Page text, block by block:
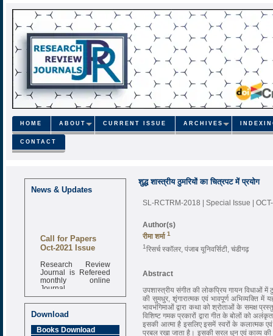
HOME ABOUT CURRENT ISSUE ARCHIVES
CONTACT
News & Updates
Call for Papers
Oct-2021 Issue
Research Review
Journal is Refereed
monthly online
Journal
Impact Factor
6.377 [SJIF]
Download
Books Download
शुद्ध शास्त्रीय ठुमरियों का चित्रपट में प्रयोग
SL-RCTRM-2018 | Special Issue |
Author(s)
रीमा शर्मा 1
1रिसर्च स्कॉलर, पंजाब यूनिवर्सिटी, चंडीगढ़
Abstract
उपशास्त्रीय संगीत की लोकप्रिय गायन विधाओं में
की सुमधुर, शृंगारात्मक एवं भावपूर्ण अभिव्यक्ति में
भावभंगिमाओं द्वारा कथा को श्रोताओं के समक्ष
विशिष्ट गमक प्रकारों द्वारा गीत के बोलों को
इसकी आत्मा है इसलिए इसमें स्वरों के कलात्मक एवं
प्रबल रखा जाता है। इसकी सरल धुन एवं काव्य की